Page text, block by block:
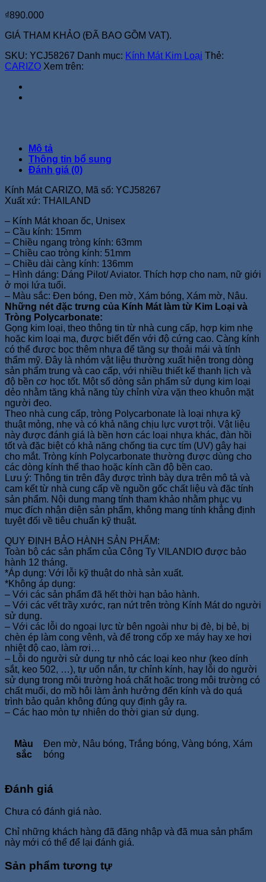
₫890.000
GIÁ THAM KHẢO (ĐÃ BAO GỒM VAT).
SKU: YCJ58267 Danh mục: Kính Mát Kim Loại Thẻ:
CARIZO Xem trên:
Mô tả
Thông tin bổ sung
Đánh giá (0)
Kính Mát CARIZO, Mã số: YCJ58267
Xuất xứ: THAILAND
– Kính Mát khoan ốc, Unisex
– Cầu kính: 15mm
– Chiều ngang tròng kính: 63mm
– Chiều cao tròng kính: 51mm
– Chiều dài càng kính: 136mm
– Hình dáng: Dáng Pilot/ Aviator. Thích hợp cho nam, nữ giới
ở mọi lứa tuổi.
– Màu sắc: Đen bóng, Đen mờ, Xám bóng, Xám mờ, Nâu.
Những nét đặc trưng của Kính Mát làm từ Kim Loại và
Tròng Polycarbonate:
Gọng kim loại, theo thông tin từ nhà cung cấp, hợp kim nhẹ
hoặc kim loại mạ, được biết đến với độ cứng cao. Càng kính
có thể được bọc thêm nhựa để tăng sự thoải mái và tính
thẩm mỹ. Đây là nhóm vật liệu thường xuất hiện trong dòng
sản phẩm trung và cao cấp, với nhiều thiết kế thanh lịch và
độ bền cơ học tốt. Một số dòng sản phẩm sử dụng kim loại
dẻo nhằm tăng khả năng tùy chỉnh vừa vặn theo khuôn mặt
người đeo.
Theo nhà cung cấp, tròng Polycarbonate là loại nhựa kỹ
thuật mỏng, nhẹ và có khả năng chịu lực vượt trội. Vật liệu
này được đánh giá là bền hơn các loại nhựa khác, đàn hồi
tốt và đặc biệt có khả năng chống tia cực tím (UV) gây hại
cho mắt. Tròng kính Polycarbonate thường được dùng cho
các dòng kính thể thao hoặc kính cần độ bền cao.
Lưu ý: Thông tin trên đây được trình bày dựa trên mô tả và
cam kết từ nhà cung cấp về nguồn gốc chất liệu và đặc tính
sản phẩm. Nội dung mang tính tham khảo nhằm phục vụ
mục đích nhận diện sản phẩm, không mang tính khẳng định
tuyệt đối về tiêu chuẩn kỹ thuật.
QUY ĐỊNH BẢO HÀNH SẢN PHẨM:
Toàn bộ các sản phẩm của Công Ty VILANDIO được bảo
hành 12 tháng.
*Áp dụng: Với lỗi kỹ thuật do nhà sản xuất.
*Không áp dụng:
– Với các sản phẩm đã hết thời hạn bảo hành.
– Với các vết trầy xước, rạn nứt trên tròng Kính Mát do người
sử dụng.
– Với các lỗi do ngoại lực từ bên ngoài như bị đè, bị bẻ, bị
chèn ép làm cong vênh, và để trong cốp xe máy hay xe hơi
nhiệt độ cao, làm rơi…
– Lỗi do người sử dụng tự nhỏ các loại keo như (keo dính
sắt, keo 502, …), tự uốn nắn, tự chỉnh kính, hay lỗi do người
sử dụng trong môi trường hoá chất hoặc trong môi trường có
chất muối, do mồ hôi làm ảnh hưởng đến kính và do quá
trình bảo quản không đúng quy định gây ra.
– Các hao mòn tự nhiên do thời gian sử dụng.
Màu
sắc
Đen mờ, Nâu bóng, Trắng bóng, Vàng bóng, Xám
bóng
Đánh giá
Chưa có đánh giá nào.
Chỉ những khách hàng đã đăng nhập và đã mua sản phẩm
này mới có thể để lại đánh giá.
Sản phẩm tương tự